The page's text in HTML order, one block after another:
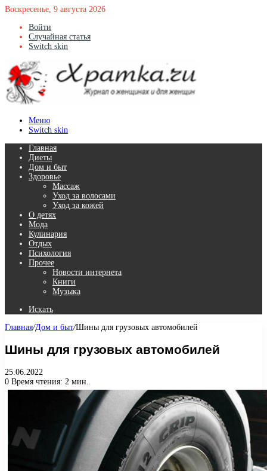
Воскресенье, 9 августа 2026
Войти
Случайная статья
Switch skin
Меню
Switch skin
Главная
Диеты
Дом и быт
Здоровье
Массаж
Уход за волосами
Уход за кожей
О детях
Мода
Кулинария
Отдых
Психология
Прочее
Новости интернета
Книги
Музыка
Искать
Главная/Дом и быт/Шины для грузовых автомобилей
Шины для грузовых автомобилей
25.06.2022
0 Время чтения: 2 мин.